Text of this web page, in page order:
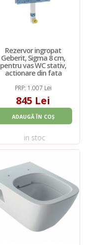
Rezervor ingropat
Geberit, Sigma 8 cm,
pentru vas WC stativ,
actionare din fata
PRP: 1.007 Lei
845 Lei
ADAUGĂ ÎN COȘ
in stoc